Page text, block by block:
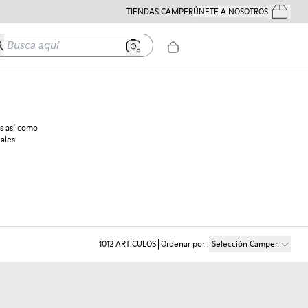
TIENDAS CAMPERÚNETE A NOSOTROSTus
aquí
así como
1012ARTÍCULOS Ordenar por: Selección Camper